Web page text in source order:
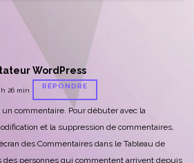
WordPress
h 26 min
RÉPONDRE
un commentaire. Pour débuter avec la
et la suppression de commentaires,
des Commentaires dans le Tableau de
des personnes qui commentent arrivent depuis